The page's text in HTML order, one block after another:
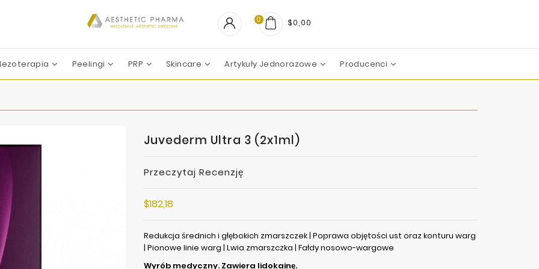
0 $0,00
Peelingi PRP Skincare Artykuły Jednorazowe Producenci
Juvederm Ultra 3 (2x1ml)
Przeczytaj Recenzję
$182,18
Redukcja średnich i głębokich zmarszczek | Poprawa objętości ust oraz konturu warg
| Pionowe linie warg | Lwia zmarszczka | Fałdy nosowo-wargowe
Wyrób medyczny. Zawiera lidokainę.